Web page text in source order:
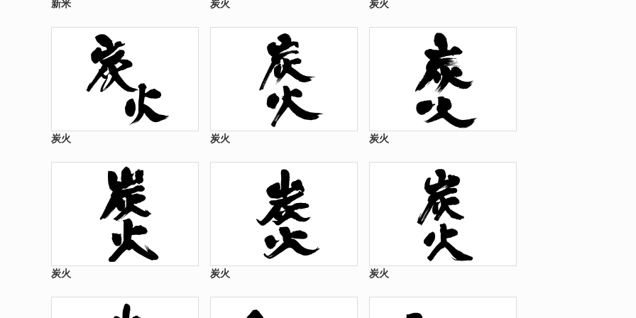
新米 炭火 炭火
炭火 炭火 炭火
炭火 炭火 炭火